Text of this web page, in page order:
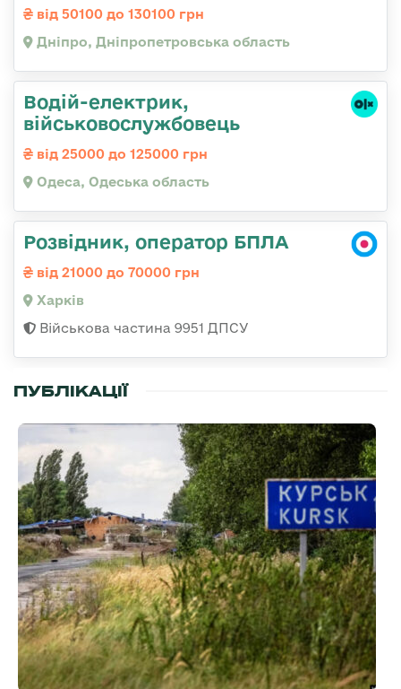
від 50100 до 130100 грн
Дніпро, Дніпропетровська область
Водій-електрик,
військовослужбовець
від 25000 до 125000 грн
Одеса, Одеська область
Розвідник, оператор БПЛА
від 21000 до 70000 грн
Харків
Військова частина 9951 ДПСУ
ПУБЛІКАЦІЇ